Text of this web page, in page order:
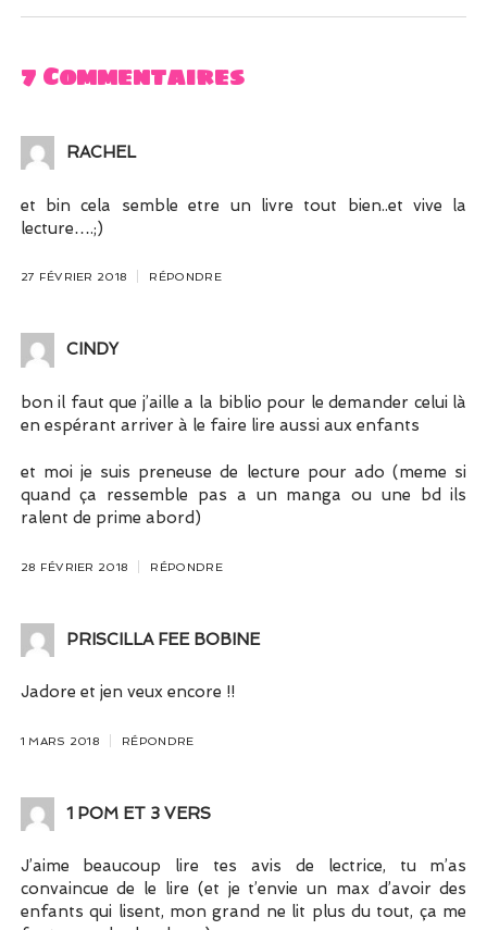
7 Commentaires
RACHEL
et bin cela semble etre un livre tout bien..et vive la
lecture….;)
27 FÉVRIER 2018 RÉPONDRE
CINDY
bon il faut que j’aille a la biblio pour le demander celui là
en espérant arriver à le faire lire aussi aux enfants
et moi je suis preneuse de lecture pour ado (meme si
quand ça ressemble pas a un manga ou une bd ils
ralent de prime abord)
28 FÉVRIER 2018 RÉPONDRE
PRISCILLA FEE BOBINE
Jadore et jen veux encore !!
1 MARS 2018 RÉPONDRE
1 POM ET 3 VERS
J’aime beaucoup lire tes avis de lectrice, tu m’as
convaincue de le lire (et je t’envie un max d’avoir des
enfants qui lisent, mon grand ne lit plus du tout, ça me